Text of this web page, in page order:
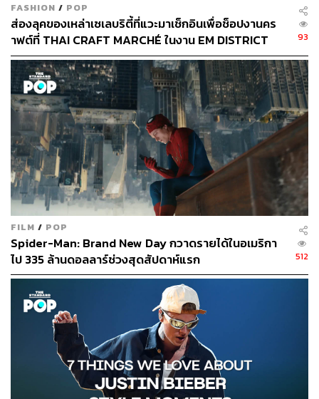
FASHION / POP
ส่องลุคของเหล่าเซเลบริตี้ที่แวะมาเช็กอินเพื่อช็อปงานคร
าฟต์ที่ THAI CRAFT MARCHÉ ในงาน EM DISTRICT
SENSE OF THAI 2026 [PR NEWS]
93
FILM / POP
Spider-Man: Brand New Day กวาดรายได้ในอเมริกา
ไป 335 ล้านดอลลาร์ช่วงสุดสัปดาห์แรก
512